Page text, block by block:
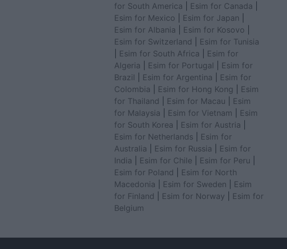
for South America
Esim for Canada
Esim for Mexico
Esim for Japan
Esim for Albania
Esim for Kosovo
Esim for Switzerland
Esim for Tunisia
Esim for South Africa
Esim for
Algeria
Esim for Portugal
Esim for
Brazil
Esim for Argentina
Esim for
Colombia
Esim for Hong Kong
Esim
for Thailand
Esim for Macau
Esim
for Malaysia
Esim for Vietnam
Esim
for South Korea
Esim for Austria
Esim for Netherlands
Esim for
Australia
Esim for Russia
Esim for
India
Esim for Chile Esim for Peru
Esim for Poland
Esim for North
Macedonia
Esim for Sweden
Esim
for Finland
Esim for Norway
Esim for
Belgium